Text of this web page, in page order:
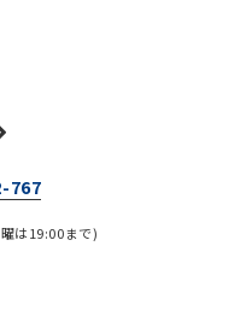
767
は19:00まで)